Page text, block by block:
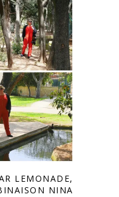
LEMONADE,
NINA